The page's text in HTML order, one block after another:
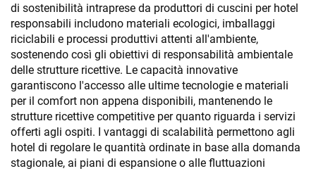
di sostenibilità intraprese da produttori di cuscini per hotel
responsabili includono materiali ecologici, imballaggi
riciclabili e processi produttivi attenti all'ambiente,
sostenendo così gli obiettivi di responsabilità ambientale
delle strutture ricettive. Le capacità innovative
garantiscono l'accesso alle ultime tecnologie e materiali
per il comfort non appena disponibili, mantenendo le
strutture ricettive competitive per quanto riguarda i servizi
offerti agli ospiti. I vantaggi di scalabilità permettono agli
hotel di regolare le quantità ordinate in base alla domanda
stagionale, ai piani di espansione o alle fluttuazioni